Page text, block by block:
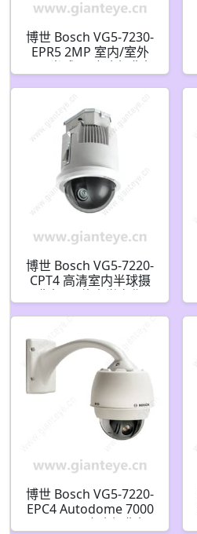
博世 Bosch VG5-7230-
EPR5 2MP 室内/室外
PTZ 半球 IP 安全摄像机
博世 Bosch VG5-7220-
CPT4 高清室内半球摄
像机 20倍光学变焦
博世 Bosch VG5-7220-
EPC4 Autodome 7000
2MP PTZ 安全摄像机